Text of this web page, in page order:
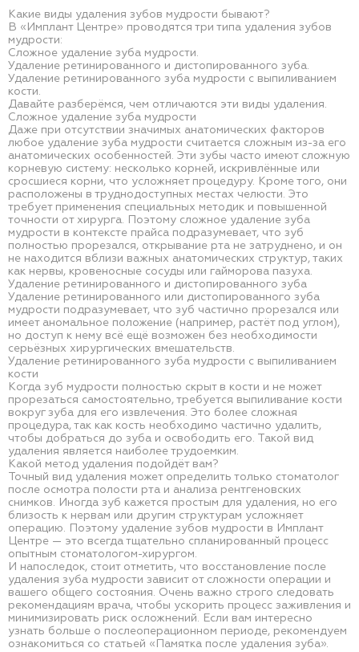
Какие виды удаления зубов мудрости бывают?
В «Имплант Центре» проводятся три типа удаления зубов
мудрости:
Сложное удаление зуба мудрости.
Удаление ретинированного и дистопированного зуба.
Удаление ретинированного зуба мудрости с выпиливанием
кости.
Давайте разберёмся, чем отличаются эти виды удаления.
Сложное удаление зуба мудрости
Даже при отсутствии значимых анатомических факторов
любое удаление зуба мудрости считается сложным из-за его
анатомических особенностей. Эти зубы часто имеют сложную
корневую систему: несколько корней, искривлённые или
сросшиеся корни, что усложняет процедуру. Кроме того, они
расположены в труднодоступных местах челюсти. Это
требует применения специальных методик и повышенной
точности от хирурга. Поэтому сложное удаление зуба
мудрости в контексте прайса подразумевает, что зуб
полностью прорезался, открывание рта не затруднено, и он
не находится вблизи важных анатомических структур, таких
как нервы, кровеносные сосуды или гайморова пазуха.
Удаление ретинированного и дистопированного зуба
Удаление ретинированного или дистопированного зуба
мудрости подразумевает, что зуб частично прорезался или
имеет аномальное положение (например, растёт под углом),
но доступ к нему всё ещё возможен без необходимости
серьёзных хирургических вмешательств.
Удаление ретинированного зуба мудрости с выпиливанием
кости
Когда зуб мудрости полностью скрыт в кости и не может
прорезаться самостоятельно, требуется выпиливание кости
вокруг зуба для его извлечения. Это более сложная
процедура, так как кость необходимо частично удалить,
чтобы добраться до зуба и освободить его. Такой вид
удаления является наиболее трудоемким.
Какой метод удаления подойдёт вам?
Точный вид удаления может определить только стоматолог
после осмотра полости рта и анализа рентгеновских
снимков. Иногда зуб кажется простым для удаления, но его
близость к нервам или другим структурам усложняет
операцию. Поэтому удаление зубов мудрости в Имплант
Центре — это всегда тщательно спланированный процесс
опытным стоматологом-хирургом.
И напоследок, стоит отметить, что восстановление после
удаления зуба мудрости зависит от сложности операции и
вашего общего состояния. Очень важно строго следовать
рекомендациям врача, чтобы ускорить процесс заживления и
минимизировать риск осложнений. Если вам интересно
узнать больше о послеоперационном периоде, рекомендуем
ознакомиться со статьей «Памятка после удаления зуба».